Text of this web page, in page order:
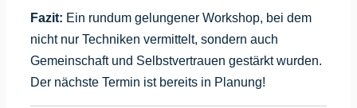
Fazit: Ein rundum gelungener Workshop, bei dem
nicht nur Techniken vermittelt, sondern auch
Gemeinschaft und Selbstvertrauen gestärkt wurden.
Der nächste Termin ist bereits in Planung!